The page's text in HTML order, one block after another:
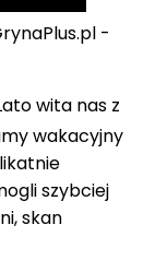
-
wita nas z
wakacyjny
szybciej
skan